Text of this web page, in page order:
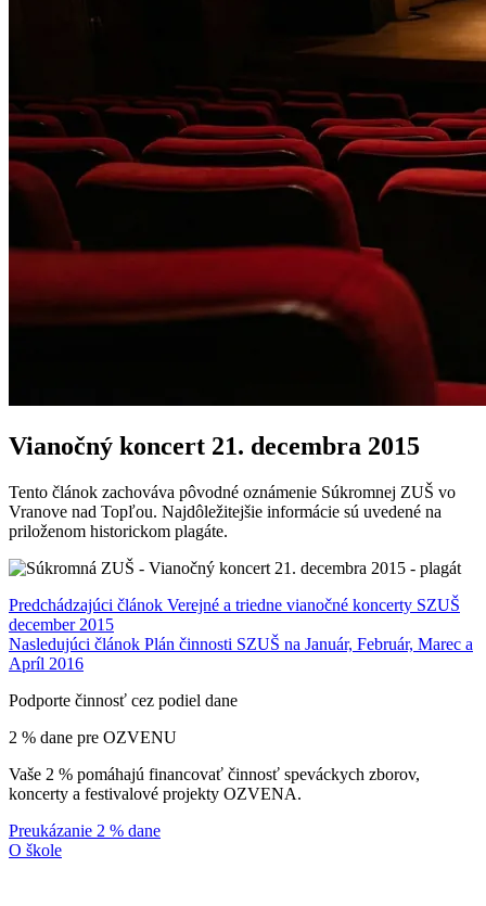
Vianočný koncert 21. decembra 2015
Tento článok zachováva pôvodné oznámenie Súkromnej ZUŠ vo
Vranove nad Topľou. Najdôležitejšie informácie sú uvedené na
priloženom historickom plagáte.
Predchádzajúci článok Verejné a triedne vianočné koncerty SZUŠ
december 2015
Nasledujúci článok Plán činnosti SZUŠ na Január, Február, Marec a
Apríl 2016
Podporte činnosť cez podiel dane
2 % dane pre OZVENU
Vaše 2 % pomáhajú financovať činnosť speváckych zborov,
koncerty a festivalové projekty OZVENA.
Preukázanie 2 % dane
O škole